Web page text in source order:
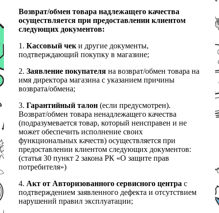
Возврат/обмен товара надлежащего качества
осуществляется при предоставлении клиентом
следующих документов:
1. Кассовый чек и другие документы,
подтверждающий покупку в магазине;
2. Заявление покупателя на возврат/обмен товара на
имя директора магазина с указанием причины
возврата/обмена;
3. Гарантийный талон (если предусмотрен).
Возврат/обмен товара ненадлежащего качества
(подразумевается товар, который неисправен и не
может обеспечить исполнение своих
функциональных качеств) осуществляется при
предоставлении клиентом следующих документов:
(статья 30 пункт 2 закона РК «О защите прав
потребителя»)
4. Акт от Авторизованного сервисного центра с
подтверждением заявленного дефекта и отсутствием
нарушений правил эксплуатации;